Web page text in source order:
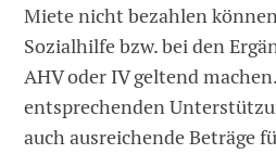
Miete nicht bezahlen
Sozialhilfe bzw. bei den
AHV oder IV geltend
entsprechenden
auch ausreichende Beträge